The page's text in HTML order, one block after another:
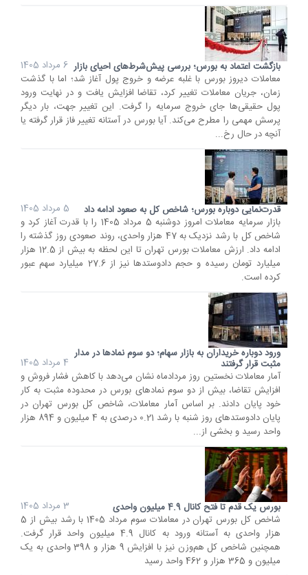
بازگشت اعتماد به بورس؛ بررسی پیش‌شرط‌های احیای بازار 6 مرداد 1405
معاملات دیروز بورس با غلبه عرضه و خروج پول آغاز شد؛ اما با گذشت
زمان، جریان معاملات تغییر کرد، تقاضا افزایش یافت و در نهایت ورود
پول حقیقی‌ها جای خروج سرمایه را گرفت. این تغییر جهت، بار دیگر
پرسش مهمی را مطرح می‌کند. آیا بورس در آستانه تغییر فاز قرار گرفته یا
آنچه در حال رخ...
قدرت‌نمایی دوباره بورس؛ شاخص کل به صعود ادامه داد
5 مرداد 1405
بازار سرمایه معاملات امروز دوشنبه 5 مرداد 1405 را با قدرت آغاز کرد و
شاخص کل با رشد نزدیک به 47 هزار واحدی، روند صعودی روز گذشته را
ادامه داد. ارزش معاملات بورس تهران تا این لحظه به بیش از 12.5 هزار
میلیارد تومان رسیده و حجم دادوستدها نیز از 27.6 میلیارد سهم عبور
کرده است.
ورود دوباره خریداران به بازار سهام؛ دو سوم نمادها در مدار
مثبت قرار گرفتند
4 مرداد 1405
آمار معاملات نخستین روز مردادماه نشان می‌دهد با کاهش فشار فروش و
افزایش تقاضا، بیش از دو سوم نمادهای بورس در محدوده مثبت به کار
خود پایان دادند. بر اساس آمار معاملات، شاخص کل بورس تهران در
پایان دادوستدهای روز شنبه با رشد 0.21 درصدی به 4 میلیون و 894 هزار
واحد رسید و بخشی از...
بورس یک قدم تا فتح کانال 4.9 میلیون واحدی
3 مرداد 1405
شاخص کل بورس تهران در معاملات سوم مرداد 1405 با رشد بیش از 5
هزار واحدی به آستانه ورود به کانال 4.9 میلیون واحد قرار گرفت.
همچنین شاخص کل هم‌وزن نیز با افزایش 9 هزار و 398 واحدی به یک
میلیون و 365 هزار و 462 واحد رسید